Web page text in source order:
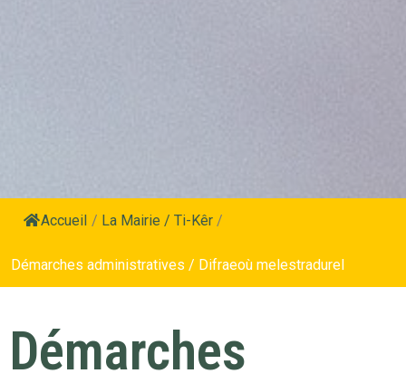
Accueil / La Mairie / Ti-Kêr /
Démarches administratives / Difraeoù melestradurel
Démarches